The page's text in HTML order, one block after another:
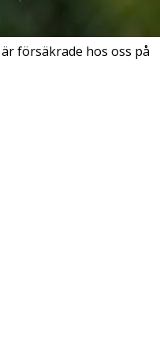
försäkrade hos oss på